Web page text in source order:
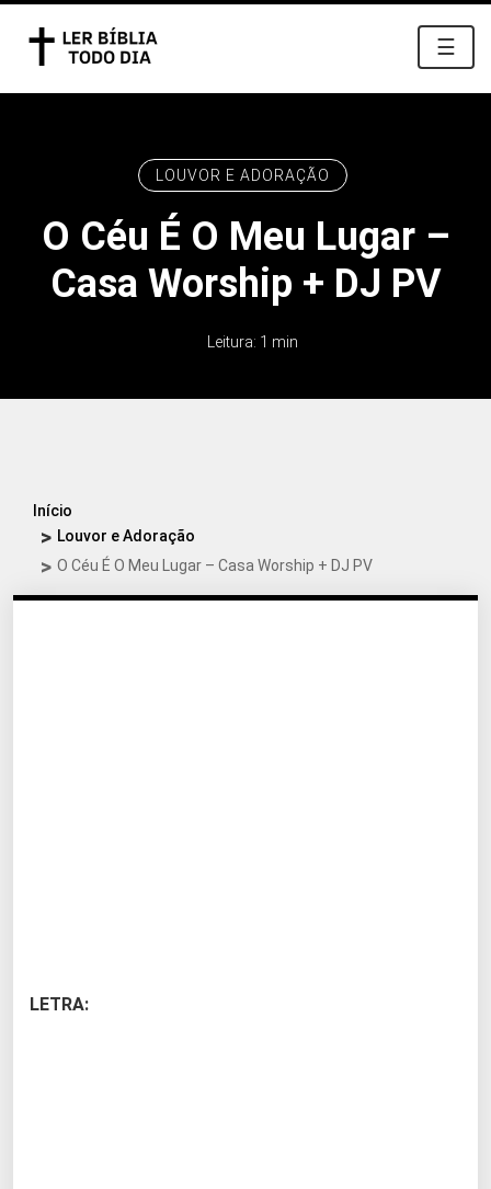
☰
LOUVOR E ADORAÇÃO
O Céu É O Meu Lugar –
Casa Worship + DJ PV
Leitura: 1 min
Início
Louvor e Adoração
O Céu É O Meu Lugar – Casa Worship + DJ PV
LETRA: